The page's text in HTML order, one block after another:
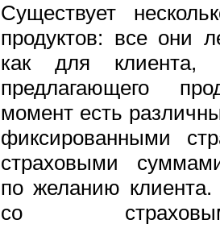
Существует
продуктов: все они
как для
предлагающего
момент есть
фиксированными
страховыми
по желанию клиента.
со